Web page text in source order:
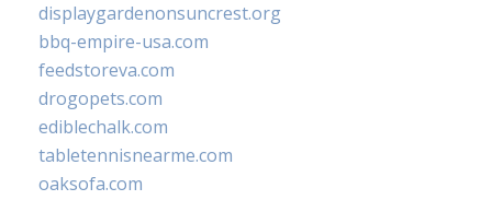
displaygardenonsuncrest.org
bbq-empire-usa.com
feedstoreva.com
drogopets.com
ediblechalk.com
tabletennisnearme.com
oaksofa.com